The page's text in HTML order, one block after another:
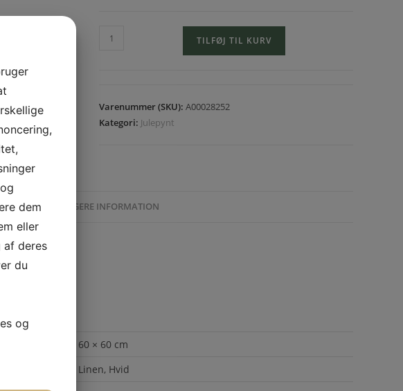
TILFØJ TIL KURV
Varenummer (SKU):A00028252
Kategori: Julepynt
YDERLIGERE INFORMATION
60 × 60 cm
Linen, Hvid
dem
eller
af deres
du
og